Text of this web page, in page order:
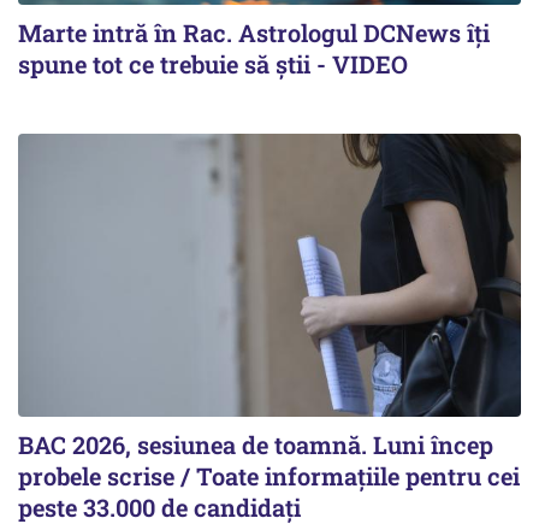
Marte intră în Rac. Astrologul DCNews îți
spune tot ce trebuie să știi - VIDEO
BAC 2026, sesiunea de toamnă. Luni încep
probele scrise / Toate informațiile pentru cei
peste 33.000 de candidați